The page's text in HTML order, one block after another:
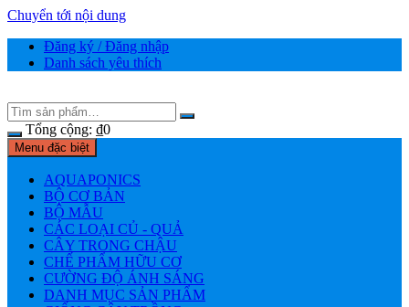
Chuyển tới nội dung
Đăng ký / Đăng nhập
Danh sách yêu thích
Tổng cộng: ₫0
Menu đặc biệt
AQUAPONICS
BỘ CƠ BẢN
BỘ MẪU
CÁC LOẠI CỦ - QUẢ
CÂY TRONG CHẬU
CHẾ PHẨM HỮU CƠ
CƯỜNG ĐỘ ÁNH SÁNG
DANH MỤC SẢN PHẨM